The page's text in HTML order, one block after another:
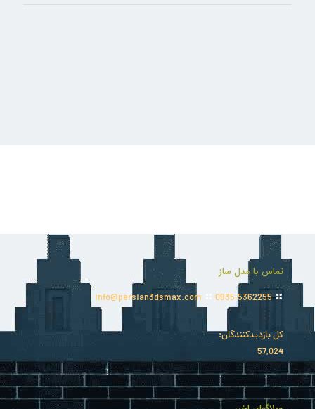
تماس با مدل ساز
0935-5362255
کل بازدیدکنند‌گان:
57,024